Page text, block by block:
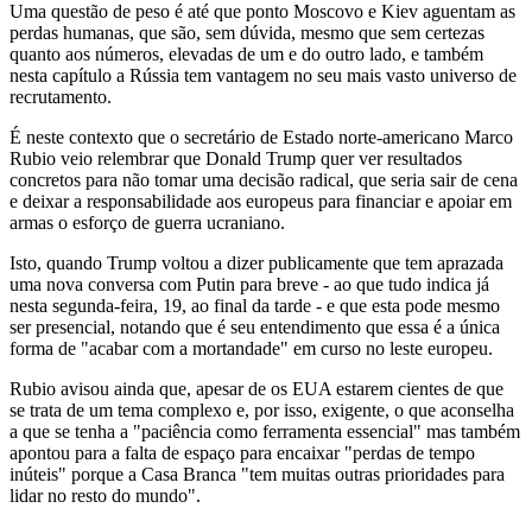
Uma questão de peso é até que ponto Moscovo e Kiev aguentam as
perdas humanas, que são, sem dúvida, mesmo que sem certezas
quanto aos números, elevadas de um e do outro lado, e também
nesta capítulo a Rússia tem vantagem no seu mais vasto universo de
recrutamento.
É neste contexto que o secretário de Estado norte-americano Marco
Rubio veio relembrar que Donald Trump quer ver resultados
concretos para não tomar uma decisão radical, que seria sair de cena
e deixar a responsabilidade aos europeus para financiar e apoiar em
armas o esforço de guerra ucraniano.
Isto, quando Trump voltou a dizer publicamente que tem aprazada
uma nova conversa com Putin para breve - ao que tudo indica já
nesta segunda-feira, 19, ao final da tarde - e que esta pode mesmo
ser presencial, notando que é seu entendimento que essa é a única
forma de "acabar com a mortandade" em curso no leste europeu.
Rubio avisou ainda que, apesar de os EUA estarem cientes de que
se trata de um tema complexo e, por isso, exigente, o que aconselha
a que se tenha a "paciência como ferramenta essencial" mas também
apontou para a falta de espaço para encaixar "perdas de tempo
inúteis" porque a Casa Branca "tem muitas outras prioridades para
lidar no resto do mundo".